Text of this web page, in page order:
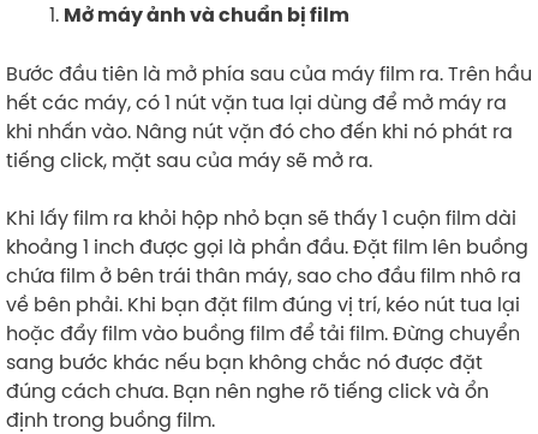
Mở máy ảnh và chuẩn bị film
Bước đầu tiên là mở phía sau của máy film ra. Trên hầu
hết các máy, có 1 nút vặn tua lại dùng để mở máy ra
khi nhấn vào. Nâng nút vặn đó cho đến khi nó phát ra
tiếng click, mặt sau của máy sẽ mở ra.
Khi lấy film ra khỏi hộp nhỏ bạn sẽ thấy 1 cuộn film dài
khoảng 1 inch được gọi là phần đầu. Đặt film lên buồng
chứa film ở bên trái thân máy, sao cho đầu film nhô ra
về bên phải. Khi bạn đặt film đúng vị trí, kéo nút tua lại
hoặc đẩy film vào buồng film để tải film. Đừng chuyển
sang bước khác nếu bạn không chắc nó được đặt
đúng cách chưa. Bạn nên nghe rõ tiếng click và ổn
định trong buồng film.